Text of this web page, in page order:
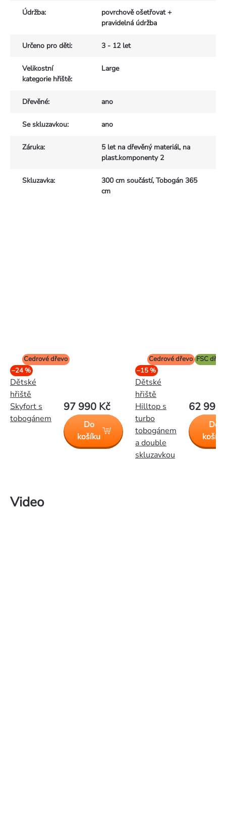
Údržba:
povrchově ošetřovat +
pravidelná údržba
Určeno pro děti: 3 - 12 let
Velikostní
kategorie hřiště:
Large
Dřevěné: ano
Se skluzavkou: ano
Záruka:
5 let na dřevěný materiál, na
plast.komponenty 2
Skluzavka:
300 cm součástí, Tobogán 365
cm
Cedrové dřevo
–24 %
Dětské
hřiště
Skyfort s
tobogánem
97 990 Kč
Do
košíku
Cedrové dřevo FSC
–15 %
Dětské
hřiště
Hilltop s
turbo
tobogánem
a double
skluzavkou
62 990
Do
košíku
Video